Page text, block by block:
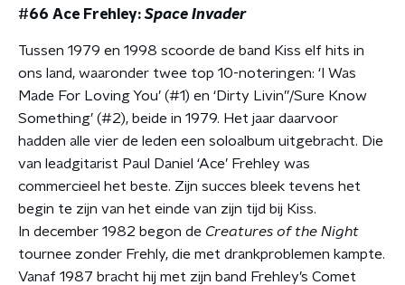
#66 Ace Frehley: Space Invader
Tussen 1979 en 1998 scoorde de band Kiss elf hits in
ons land, waaronder twee top 10-noteringen: ‘I Was
Made For Loving You’ (#1) en ‘Dirty Livin’’/Sure Know
Something’ (#2), beide in 1979. Het jaar daarvoor
hadden alle vier de leden een soloalbum uitgebracht. Die
van leadgitarist Paul Daniel ‘Ace’ Frehley was
commercieel het beste. Zijn succes bleek tevens het
begin te zijn van het einde van zijn tijd bij Kiss.
In december 1982 begon de Creatures of the Night
tournee zonder Frehly, die met drankproblemen kampte.
Vanaf 1987 bracht hij met zijn band Frehley’s Comet